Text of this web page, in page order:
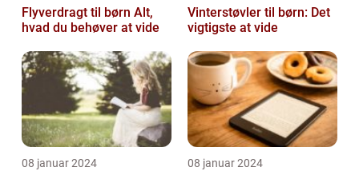
Flyverdragt til børn Alt,
hvad du behøver at vide
Vinterstøvler til børn: Det
vigtigste at vide
08 januar 2024 08 januar 2024